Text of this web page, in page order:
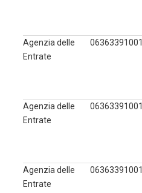
Agenzia delle
Entrate
06363391001
Agenzia delle
Entrate
06363391001
Agenzia delle
Entrate
06363391001